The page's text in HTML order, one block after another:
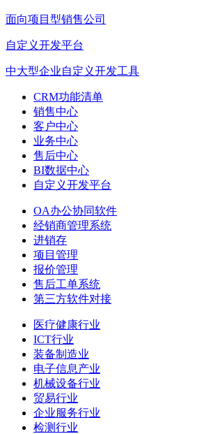
面向项目型销售公司
自定义开发平台
中大型企业自定义开发工具
CRM功能清单
销售中心
客户中心
业务中心
售后中心
BI数据中心
自定义开发平台
OA办公协同软件
经销商管理系统
进销存
项目管理
报价管理
售后工单系统
第三方软件对接
医疗健康行业
ICT行业
装备制造业
电子信息产业
机械设备行业
贸易行业
企业服务行业
检测行业